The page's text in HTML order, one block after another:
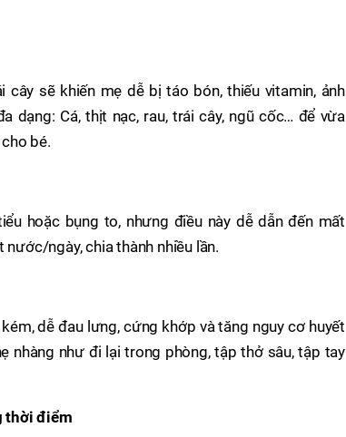
cây sẽ khiến mẹ dễ bị táo bón, thiếu vitamin, ảnh
dạng: Cá, thịt nạc, rau, trái cây, ngũ cốc… để vừa
bé.
hoặc bụng to, nhưng điều này dễ dẫn đến mất
ngày, chia thành nhiều lần.
dễ đau lưng, cứng khớp và tăng nguy cơ huyết
nhàng như đi lại trong phòng, tập thở sâu, tập tay
thời điểm